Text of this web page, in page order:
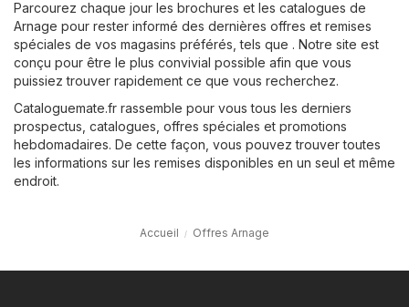
Parcourez chaque jour les brochures et les catalogues de
Arnage pour rester informé des dernières offres et remises
spéciales de vos magasins préférés, tels que . Notre site est
conçu pour être le plus convivial possible afin que vous
puissiez trouver rapidement ce que vous recherchez.
Cataloguemate.fr rassemble pour vous tous les derniers
prospectus, catalogues, offres spéciales et promotions
hebdomadaires. De cette façon, vous pouvez trouver toutes
les informations sur les remises disponibles en un seul et même
endroit.
Accueil Offres Arnage